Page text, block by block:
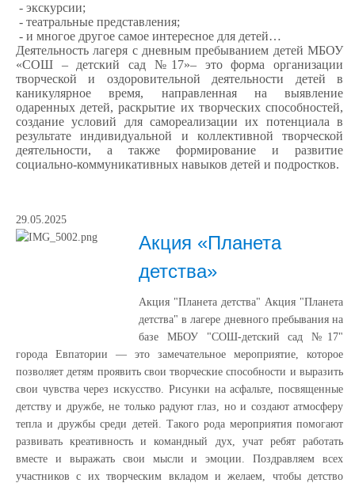
- экскурсии;
- театральные представления;
- и многое другое самое интересное для детей…
Деятельностьлагеря с дневным пребыванием детей МБОУ
«СОШ – детский сад №17»– это форма организации
творческой и оздоровительной деятельности детей в
каникулярное время, направленная на выявление
одаренных детей, раскрытие их творческих способностей,
создание условий для самореализации их потенциала в
результате индивидуальной и коллективной творческой
деятельности, а также формирование и развитие
социально-коммуникативных навыков детей и подростков.
29.05.2025
Акция «Планета
детства»
Акция "Планета детства" Акция "Планета
детства" в лагере дневного пребывания на
базе МБОУ "СОШ-детский сад №17"
города Евпатории — это замечательное мероприятие, которое
позволяет детям проявить свои творческие способности и выразить
свои чувства через искусство. Рисунки на асфальте, посвященные
детству и дружбе, не только радуют глаз, но и создают атмосферу
тепла и дружбы среди детей. Такого рода мероприятия помогают
развивать креативность и командный дух, учат ребят работать
вместе и выражать свои мысли и эмоции. Поздравляем всех
участников с их творческим вкладом и желаем, чтобы детство